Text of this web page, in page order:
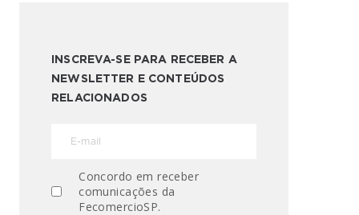
INSCREVA-SE PARA RECEBER A
NEWSLETTER E CONTEÚDOS
RELACIONADOS
Concordo em receber
comunicações da
FecomercioSP.